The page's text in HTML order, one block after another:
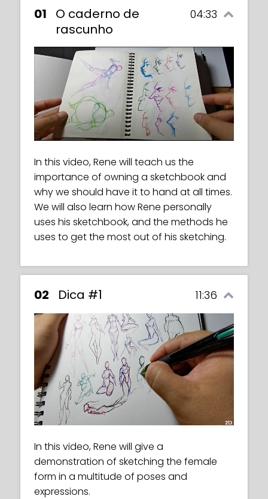
This is an exercise video in which we must
character based on the body structures
that we have been working on.
01
O caderno de
rascunho
04:33
In this video, Rene will teach us the
importance of owning a sketchbook and
why we should have it to hand at all times.
We will also learn how Rene personally
uses his sketchbook, and the methods he
uses to get the most out of his sketching.
02 Dica #1 11:36
In this video, Rene will give a
demonstration of sketching the female
form in a multitude of poses and
expressions.